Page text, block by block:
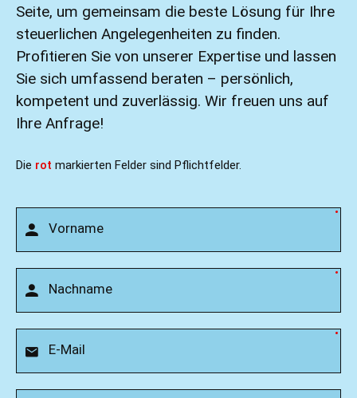
Seite, um gemeinsam die beste Lösung für Ihre
steuerlichen Angelegenheiten zu finden.
Profitieren Sie von unserer Expertise und lassen
Sie sich umfassend beraten – persönlich,
kompetent und zuverlässig. Wir freuen uns auf
Ihre Anfrage!
Die rot markierten Felder sind Pflichtfelder.